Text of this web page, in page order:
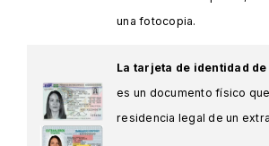
una fotocopia.
La tarjeta de identidad
es un documento físico
residencia legal de un